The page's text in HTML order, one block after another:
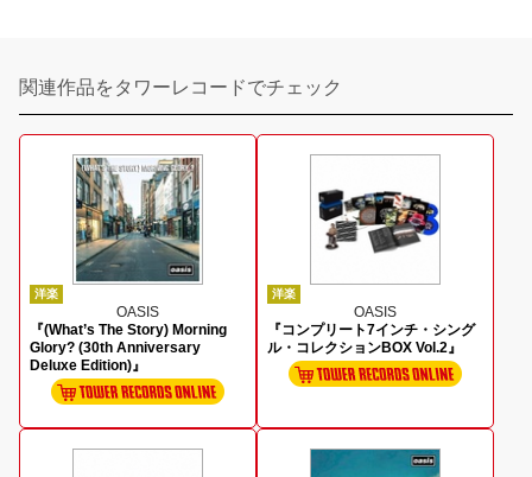
関連作品をタワーレコードでチェック
洋楽
OASIS
『(What’s The Story) Morning
Glory? (30th Anniversary
Deluxe Edition)』
洋楽
OASIS
『コンプリート7インチ・シング
ル・コレクションBOX Vol.2』